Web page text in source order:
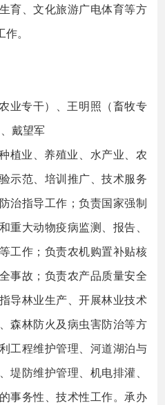
育、文化旅游广电体育等方
。
业专干）、王明照（畜牧专
戴望军
植业、养殖业、水产业、农
示范、培训推广、技术服务
治指导工作；负责国家强制
重大动物疫病监测、报告、
工作；负责农机购置补贴核
事故；负责农产品质量安全
导林业生产、开展林业技术
森林防火及病虫害防治等方
工程维护管理、河道湖泊与
堤防维护管理、机电排灌、
事务性、技术性工作。承办